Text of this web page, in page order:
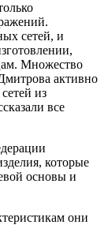
сетей, и
Множество
активно
из
все
которые
основы и
они